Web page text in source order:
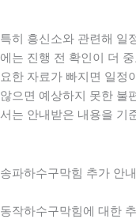
특히 흥신소와 관련해 일
에는 진행 전 확인이 더
요한 자료가 빠지면 일정
않으면 예상하지 못한 불
서는 안내받은 내용을 기
송파하수구막힘 추가 안
동작하수구막힘에 대한